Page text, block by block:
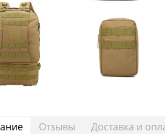
Отзывы Доставка и